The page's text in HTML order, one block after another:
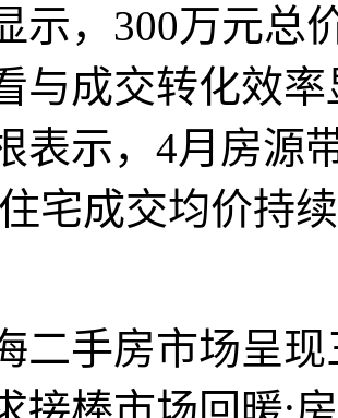
示，300万元总
与成交转化效
表示，4月房源
宅成交均价持
二手房市场呈